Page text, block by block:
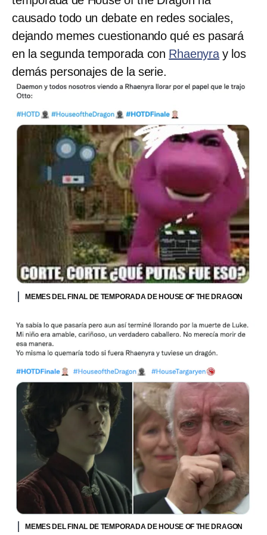
causado todo un debate en redes sociales,
dejando memes cuestionando qué es pasará
en la segunda temporada con Rhaenyray los
demás personajes de la serie.
MEMES DEL FINAL DE TEMPORADA DE HOUSE OF THE DRAGON
MEMES DEL FINAL DE TEMPORADA DE HOUSE OF THE DRAGON